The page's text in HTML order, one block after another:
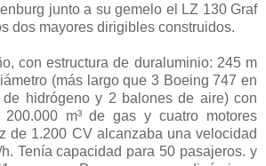
junto a su gemelo el LZ 130 Graf
dos mayores dirigibles construidos.
con estructura de duraluminio: 245 m
(más largo que 3 Boeing 747 en
hidrógeno y 2 balones de aire) con
m³ de gas y cuatro motores
de 1.200 CV alcanzaba una velocidad
Tenía capacidad para 50 pasajeros. y